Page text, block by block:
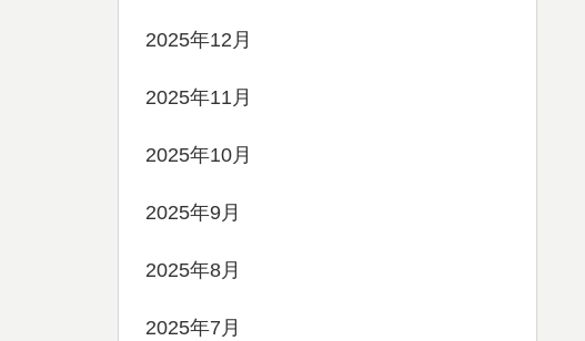
2025年12月
2025年11月
2025年10月
2025年9月
2025年8月
2025年7月